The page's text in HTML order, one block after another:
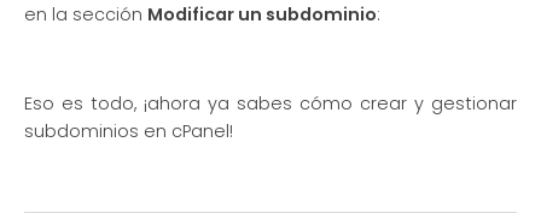
en la sección Modificar un subdominio:
Eso es todo, ¡ahora ya sabes cómo crear y gestionar
subdominios en cPanel!